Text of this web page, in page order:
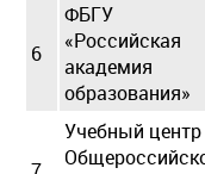
6
ФБГУ
«Российская
академия
образования»
Учебный центр